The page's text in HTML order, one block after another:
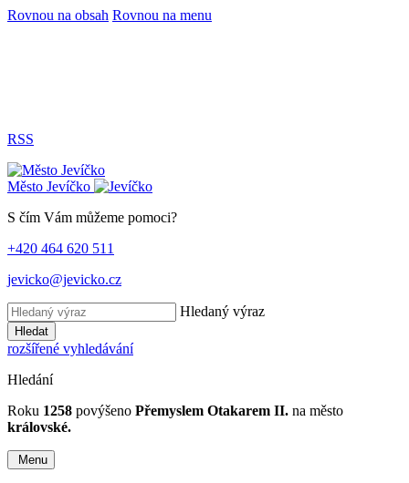
Rovnou na obsah Rovnou na menu
RSS
Město Jevíčko
S čím Vám můžeme pomoci?
+420 464 620 511
jevicko@jevicko.cz
Hledaný výraz
Hledat
rozšířené vyhledávání
Hledání
Roku 1258 povýšeno Přemyslem Otakarem II. na město
královské.
Menu